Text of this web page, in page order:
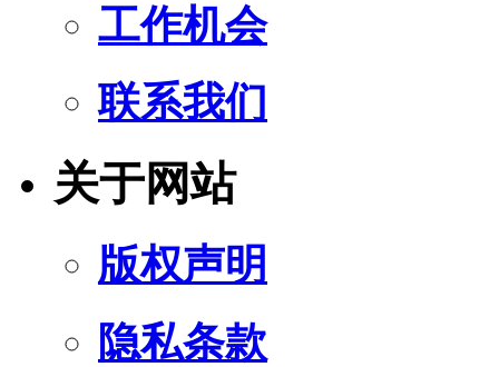
工作机会
联系我们
关于网站
版权声明
隐私条款